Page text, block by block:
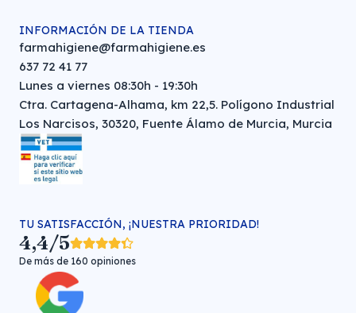
INFORMACIÓN DE LA TIENDA
farmahigiene@farmahigiene.es
637 72 41 77
Lunes a viernes 08:30h - 19:30h
Ctra. Cartagena-Alhama, km 22,5. Polígono Industrial
Los Narcisos, 30320, Fuente Álamo de Murcia, Murcia
TU SATISFACCIÓN, ¡NUESTRA PRIORIDAD!
4,4/5
De más de 160 opiniones